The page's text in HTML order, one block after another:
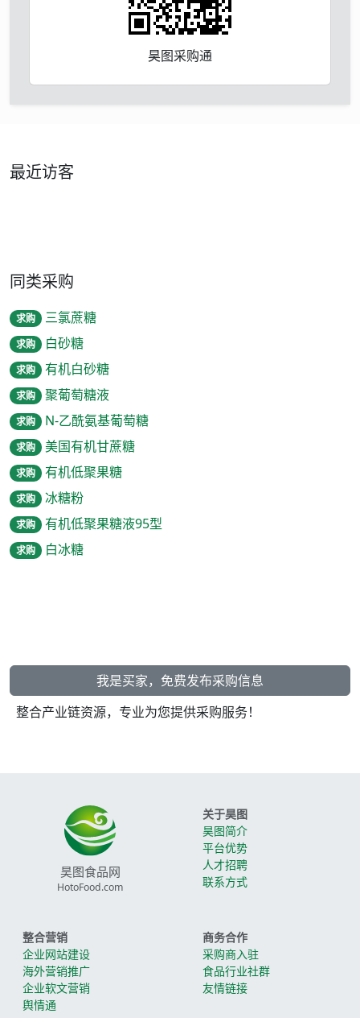
昊图采购通
最近访客
同类采购
求购 三氯蔗糖
求购 白砂糖
求购 有机白砂糖
求购 聚葡萄糖液
求购 N-乙酰氨基葡萄糖
求购 美国有机甘蔗糖
求购 有机低聚果糖
求购 冰糖粉
求购 有机低聚果糖液95型
求购 白冰糖
我是买家，免费发布采购信息
整合产业链资源，专业为您提供采购服务！
昊图食品网
HotoFood.com
关于昊图
昊图简介
平台优势
人才招聘
联系方式
整合营销
企业网站建设
海外营销推广
企业软文营销
舆情通
商务合作
采购商入驻
食品行业社群
友情链接